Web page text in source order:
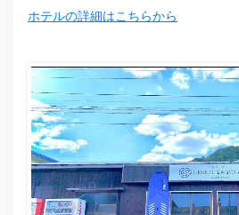
ホテルの詳細はこちらから